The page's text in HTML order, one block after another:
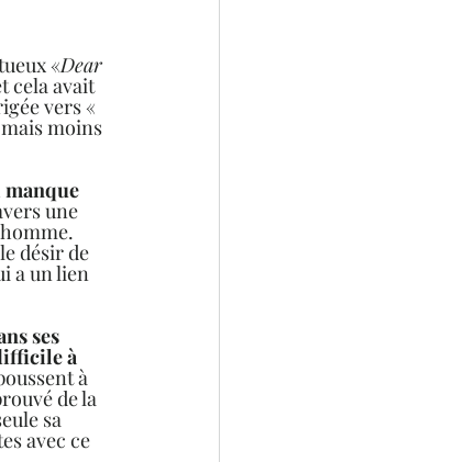
«Dear
cela avait
vers «
moins
manque
une
désir de
a un lien
ses
à
à
de la
sa
avec ce